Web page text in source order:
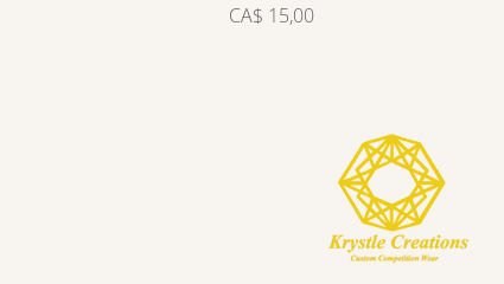
Preço
CA$ 15,00